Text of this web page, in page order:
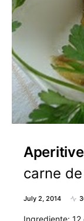
Aperitive
carne
July 2, 2014
Ingrediente: